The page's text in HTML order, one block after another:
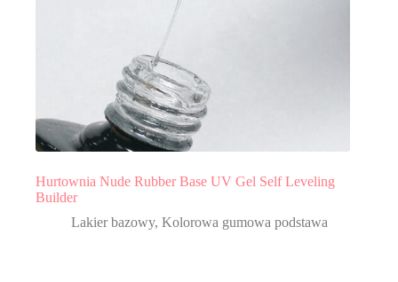
Hurtownia Nude Rubber Base UV Gel Self Leveling
Builder
Lakier bazowy, Kolorowa gumowa podstawa